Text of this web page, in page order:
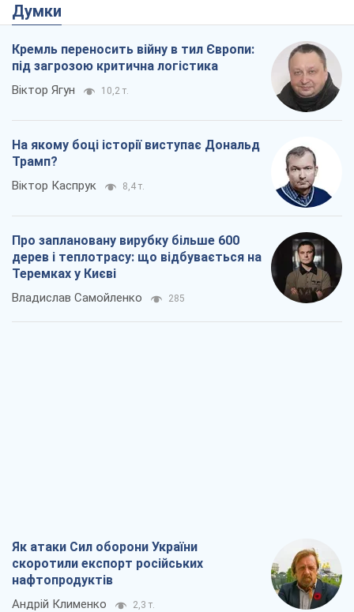
Думки
Кремль переносить війну в тил Європи:
під загрозою критична логістика
Віктор Ягун 10,2 т.
На якому боці історії виступає Дональд
Трамп?
Віктор Каспрук 8,4 т.
Про заплановану вирубку більше 600
дерев і теплотрасу: що відбувається на
Теремках у Києві
Владислав Самойленко 285
Як атаки Сил оборони України
скоротили експорт російських
нафтопродуктів
Андрій Клименко 2,3 т.